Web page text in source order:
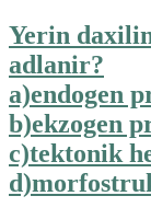
Yerin
adlanir?
a)endogen
b)ekzogen
c)tektonik